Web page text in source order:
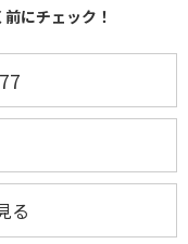
にチェック！
る